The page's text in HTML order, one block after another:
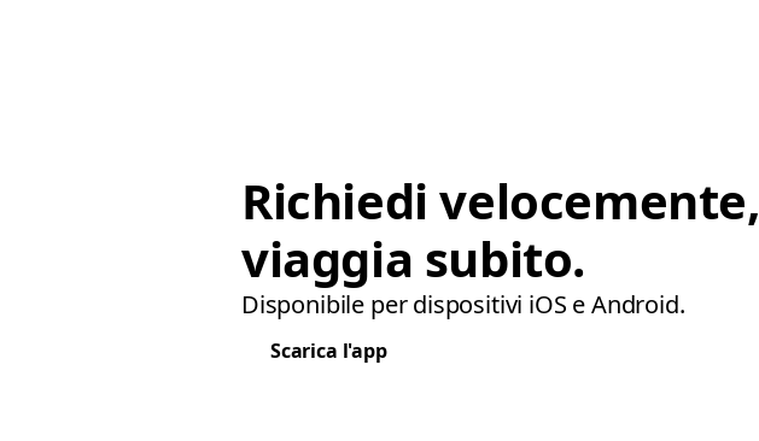
Richiedi velocemente,
viaggia subito.
Disponibile per dispositivi iOS e Android.
Scarica l'app